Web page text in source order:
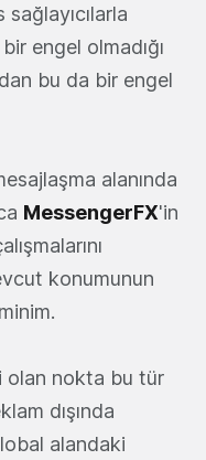
engel olmadığı
bu da bir engel
alanında
MessengerFX'in
konumunun
olan nokta bu tür
dışında
alandaki